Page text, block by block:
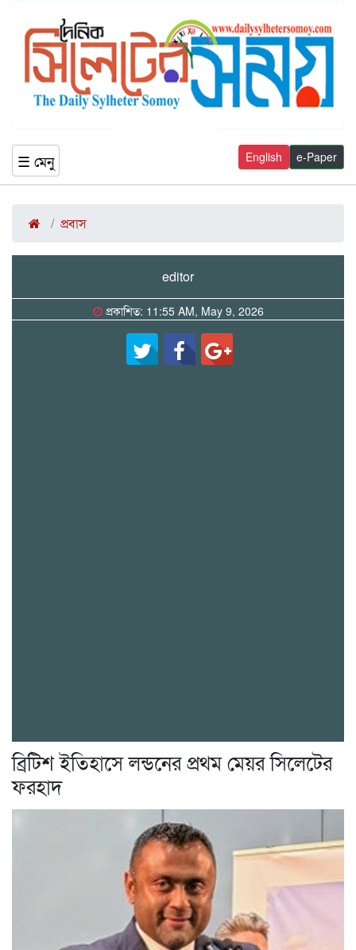
☰ মেনু e-Paper
English
প্রবাস
editor
প্রকাশিত: 11:55 AM, May 9, 2026
ব্রিটিশ ইতিহাসে লন্ডনের প্রথম মেয়র সিলেটের
ফরহাদ